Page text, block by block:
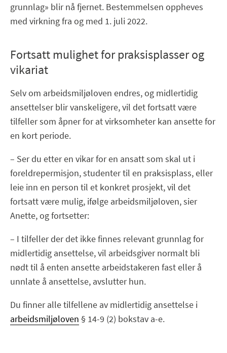
grunnlag» blir nå fjernet. Bestemmelsen oppheves
med virkning fra og med 1. juli 2022.
Fortsatt mulighet for praksisplasser og
vikariat
Selv om arbeidsmiljøloven endres, og midlertidig
ansettelser blir vanskeligere, vil det fortsatt være
tilfeller som åpner for at virksomheter kan ansette for
en kort periode.
– Ser du etter en vikar for en ansatt som skal ut i
foreldrepermisjon, studenter til en praksisplass, eller
leie inn en person til et konkret prosjekt, vil det
fortsatt være mulig, ifølge arbeidsmiljøloven, sier
Anette, og fortsetter:
– I tilfeller der det ikke finnes relevant grunnlag for
midlertidig ansettelse, vil arbeidsgiver normalt bli
nødt til å enten ansette arbeidstakeren fast eller å
unnlate å ansettelse, avslutter hun.
Du finner alle tilfellene av midlertidig ansettelse i
arbeidsmiljøloven § 14-9 (2) bokstav a-e.